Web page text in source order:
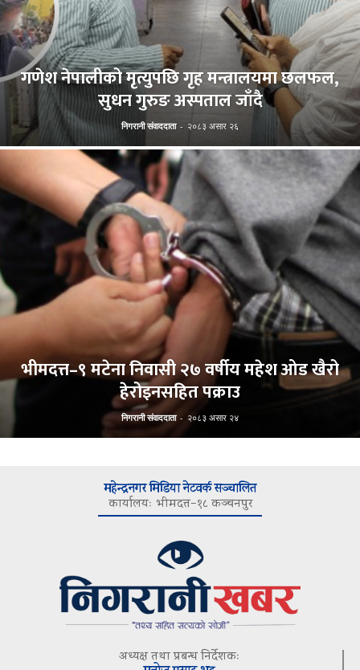
गणेश नेपालीको मृत्युपछि गृह मन्त्रालयमा छलफल,
सुधन गुरुङ अस्पताल जाँदै
निगरानी संवाददाता - २०८३ असार २६
भीमदत्त–९ मटेना निवासी २७ वर्षीय महेश ओड खैरो
हेरोइनसहित पक्राउ
निगरानी संवाददाता - २०८३ असार २४
महेन्द्रनगर मिडिया नेटवर्क सञ्चालित
कार्यालयः भीमदत्त–१८ कञ्चनपुर
अध्यक्ष तथा प्रबन्ध निर्देशकः